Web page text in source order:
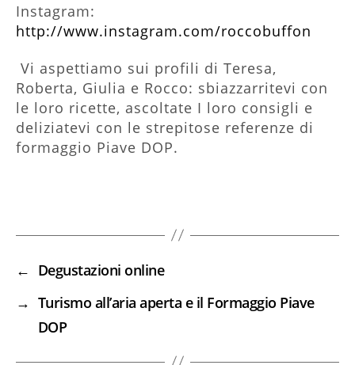
Instagram:
http://www.instagram.com/roccobuffon
Vi aspettiamo sui profili di Teresa,
Roberta, Giulia e Rocco: sbiazzarritevi con
le loro ricette, ascoltate I loro consigli e
deliziatevi con le strepitose referenze di
formaggio Piave DOP.
← Degustazioni online
→ Turismo all’aria aperta e il Formaggio Piave
DOP